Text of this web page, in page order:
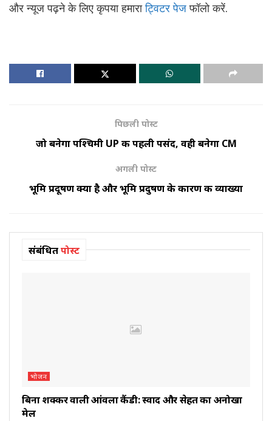
और न्यूज पढ़ने के लिए कृपया हमाराट्विटर पेजफॉलो करें.
पिछली पोस्ट
जो बनेगा पश्चिमी UP की पहली पसंद, वही बनेगा CM
अगली पोस्ट
भूमि प्रदूषण क्या है और भूमि प्रदुषण के कारण की व्याख्या
संबंधितपोस्ट
भोजन
बिना शक्कर वाली आंवला कैंडी: स्वाद और सेहत का अनोखा
मेल